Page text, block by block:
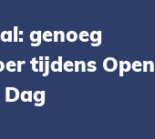
genoeg
tijdens Open
Dag